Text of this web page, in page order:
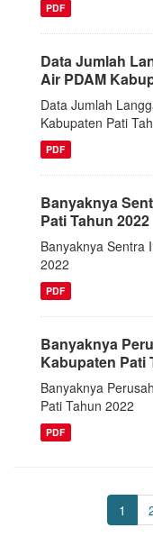
PDF
Data Jumlah
Air PDAM
Data Jumlah
Kabupaten Pati
PDF
Banyaknya
Pati Tahun 2022
Banyaknya Sentra
2022
PDF
Banyaknya
Kabupaten Pati
Banyaknya
Pati Tahun 2022
PDF
1